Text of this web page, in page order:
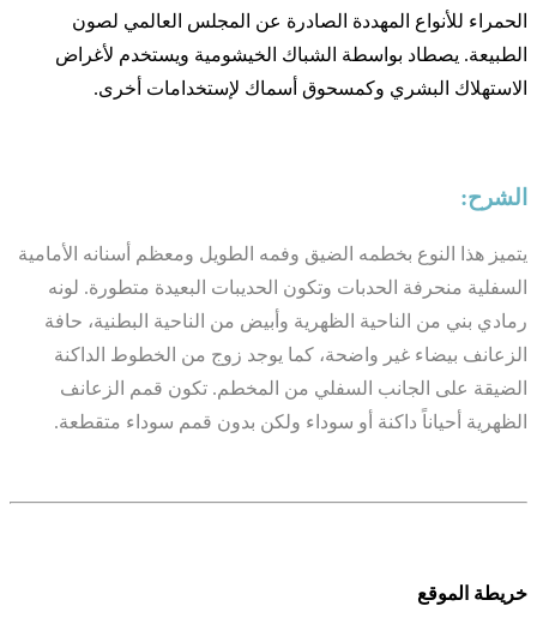
الحمراء للأنواع المهددة الصادرة عن المجلس العالمي لصون
الطبيعة. يصطاد بواسطة الشباك الخيشومية ويستخدم لأغراض
الاستهلاك البشري وكمسحوق أسماك لإستخدامات أخرى.
الشرح:
يتميز هذا النوع بخطمه الضيق وفمه الطويل ومعظم أسنانه الأمامية
السفلية منحرفة الحدبات وتكون الحديبات البعيدة متطورة. لونه
رمادي بني من الناحية الظهرية وأبيض من الناحية البطنية، حافة
الزعانف بيضاء غير واضحة، كما يوجد زوج من الخطوط الداكنة
الضيقة على الجانب السفلي من المخطم. تكون قمم الزعانف
الظهرية أحياناً داكنة أو سوداء ولكن بدون قمم سوداء متقطعة.
خريطة الموقع